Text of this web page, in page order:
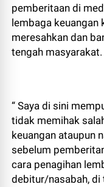
pemberitaan di
lembaga keuangan
meresahkan dan
tengah masyarakat.
“ Saya di sini
tidak memihak
keuangan ataupun
sebelum
cara penagihan
debitur/nasabah, di